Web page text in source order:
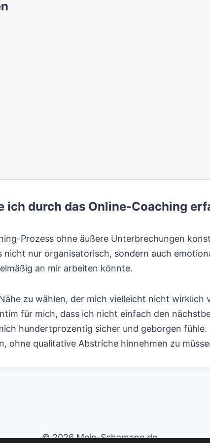
ich durch das Online-Coaching
Prozess ohne äußere Unterbrechungen
nur organisatorisch, sondern auch
an mir arbeiten könnte.
zu wählen, der mich vielleicht nicht wirklich
für mich, dass ich nicht einfach den
hundertprozentig sicher und geborgen
ohne qualitative Abstriche hinnehmen zu
© 2026 Mein-Schamane.de